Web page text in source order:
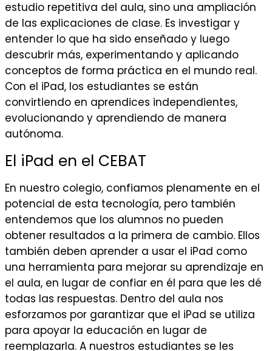
estudio repetitiva del aula, sino una ampliación
de las explicaciones de clase. Es investigar y
entender lo que ha sido enseñado y luego
descubrir más, experimentando y aplicando
conceptos de forma práctica en el mundo real.
Con el iPad, los estudiantes se están
convirtiendo en aprendices independientes,
evolucionando y aprendiendo de manera
autónoma.
El iPad en el CEBAT
En nuestro colegio, confiamos plenamente en el
potencial de esta tecnología, pero también
entendemos que los alumnos no pueden
obtener resultados a la primera de cambio. Ellos
también deben aprender a usar el iPad como
una herramienta para mejorar su aprendizaje en
el aula, en lugar de confiar en él para que les dé
todas las respuestas. Dentro del aula nos
esforzamos por garantizar que el iPad se utiliza
para apoyar la educación en lugar de
reemplazarla. A nuestros estudiantes se les